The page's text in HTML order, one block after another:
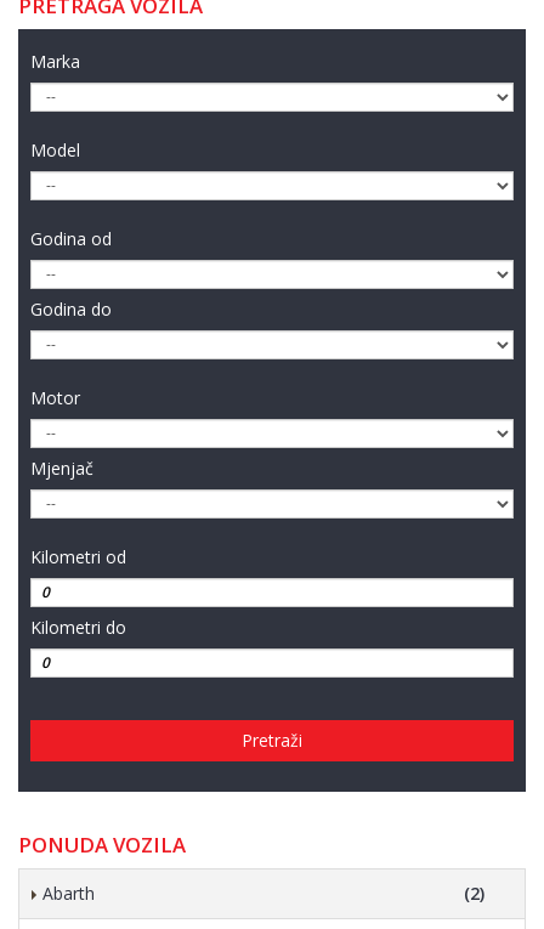
Marka
Model
Godina od
Godina do
Motor
Mjenjač
Kilometri od
Kilometri do
Pretraži
PONUDA VOZILA
Abarth (2)